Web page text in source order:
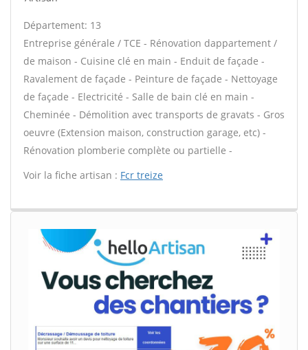
Département: 13
Entreprise générale / TCE - Rénovation dappartement /
de maison - Cuisine clé en main - Enduit de façade -
Ravalement de façade - Peinture de façade - Nettoyage
de façade - Electricité - Salle de bain clé en main -
Cheminée - Démolition avec transports de gravats - Gros
oeuvre (Extension maison, construction garage, etc) -
Rénovation plomberie complète ou partielle -
Voir la fiche artisan : Fcr treize